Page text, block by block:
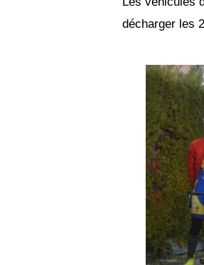
décharger les